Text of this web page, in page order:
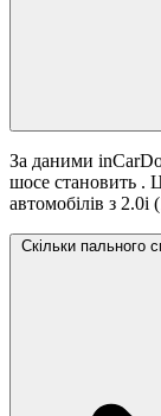
За даними
шосе становить .
автомобілів з
Скільки пального